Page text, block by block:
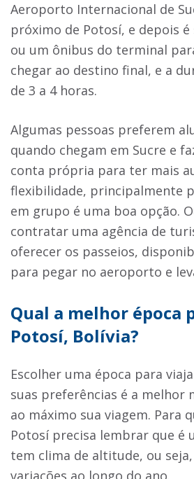
Aeroporto Internacional de
próximo de Potosí, e depois
ou um ônibus do terminal
chegar ao destino final, e a
de 3 a 4 horas.
Algumas pessoas preferem
quando chegam em Sucre e
conta própria para ter mais
flexibilidade, principalmente
em grupo é uma boa opção.
contratar uma agência de
oferecer os passeios,
para pegar no aeroporto e
Qual a melhor época
Potosí, Bolívia?
Escolher uma época para
suas preferências é a melhor
ao máximo sua viagem. Para
Potosí precisa lembrar que é
tem clima de altitude, ou
variações ao longo do ano.